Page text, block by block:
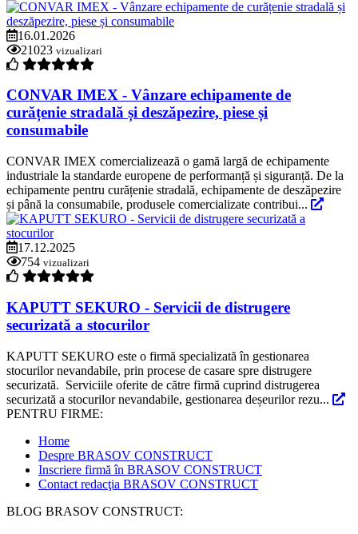
16.01.2026
21023 vizualizari
CONVAR IMEX - Vânzare echipamente de
curățenie stradală și deszăpezire, piese și
consumabile
CONVAR IMEX comercializează o gamă largă de echipamente
industriale la standarde europene de performanță și siguranță. De la
echipamente pentru curățenie stradală, echipamente de deszăpezire
și până la consumabile, produsele comercializate contribui...
17.12.2025
754 vizualizari
KAPUTT SEKURO - Servicii de distrugere
securizată a stocurilor
KAPUTT SEKURO este o firmă specializată în gestionarea
stocurilor nevandabile, prin procese de casare spre distrugere
securizată. Serviciile oferite de către firmă cuprind distrugerea
securizată a stocurilor nevandabile, gestionarea deșeurilor rezu...
PENTRU FIRME:
Home
Despre BRASOV CONSTRUCT
Inscriere firmă în BRASOV CONSTRUCT
Contact redacţia BRASOV CONSTRUCT
BLOG BRASOV CONSTRUCT: